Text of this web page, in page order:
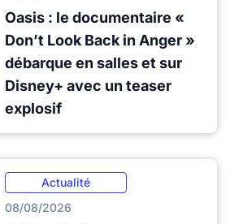
Oasis : le documentaire «
Don’t Look Back in Anger »
débarque en salles et sur
Disney+ avec un teaser
explosif
Actualité
08/08/2026